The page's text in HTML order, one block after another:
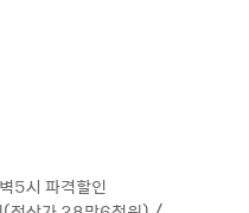
5시 파격할인